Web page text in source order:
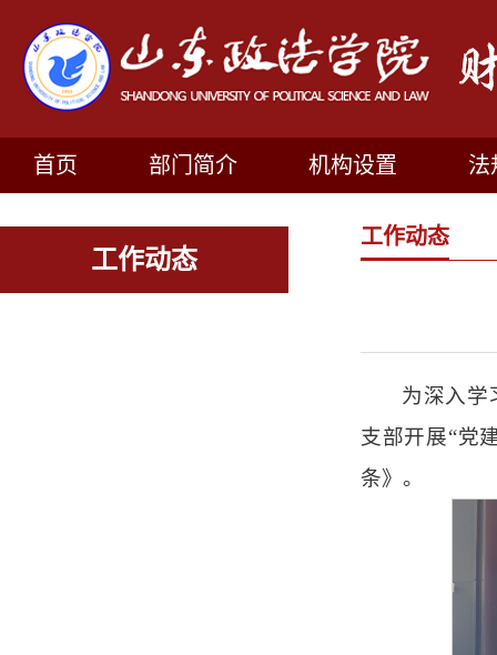
首页 部门简介 机构设置 法
工作动态
工作动态
为深入学
支部开展“党
条》。